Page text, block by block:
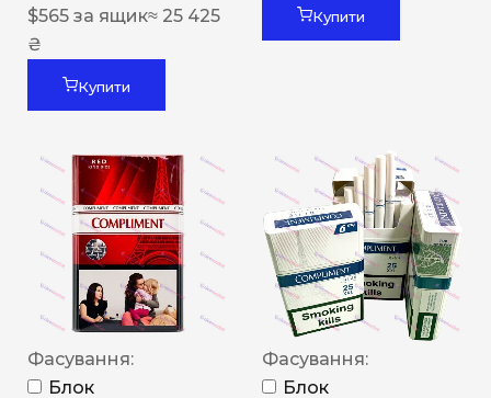
$565 за ящик≈ 25 425
₴
Купити
Купити
Фасування:
Блок
Фасування:
Блок